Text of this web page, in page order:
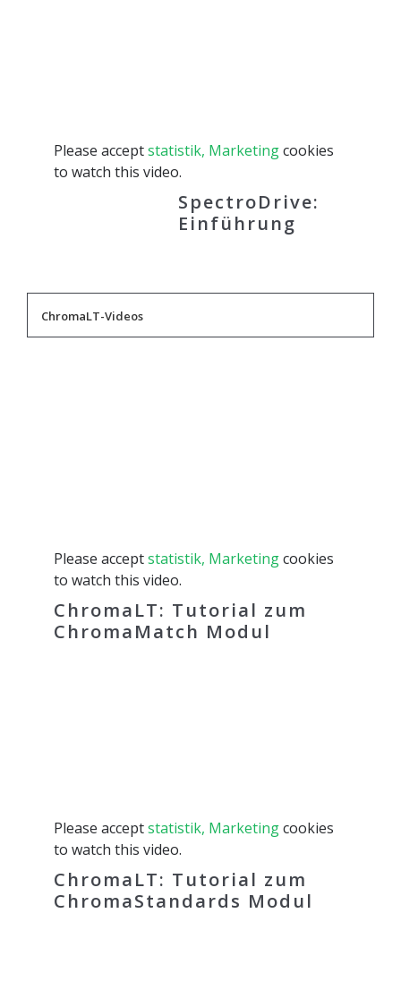
Please acceptstatistik, Marketingcookies
to watch this video.
SpectroDrive:
Einführung
ChromaLT-Videos
Please acceptstatistik, Marketingcookies
to watch this video.
ChromaLT: Tutorial zum
ChromaMatch Modul
Please acceptstatistik, Marketingcookies
to watch this video.
ChromaLT: Tutorial zum
ChromaStandards Modul